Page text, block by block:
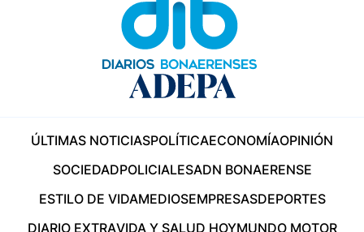
ÚLTIMAS NOTICIASPOLÍTICAECONOMÍAOPINIÓN
SOCIEDADPOLICIALESADN BONAERENSE
ESTILO DE VIDAMEDIOSEMPRESASDEPORTES
DIARIO EXTRAVIDA Y SALUD HOYMUNDO MOTOR